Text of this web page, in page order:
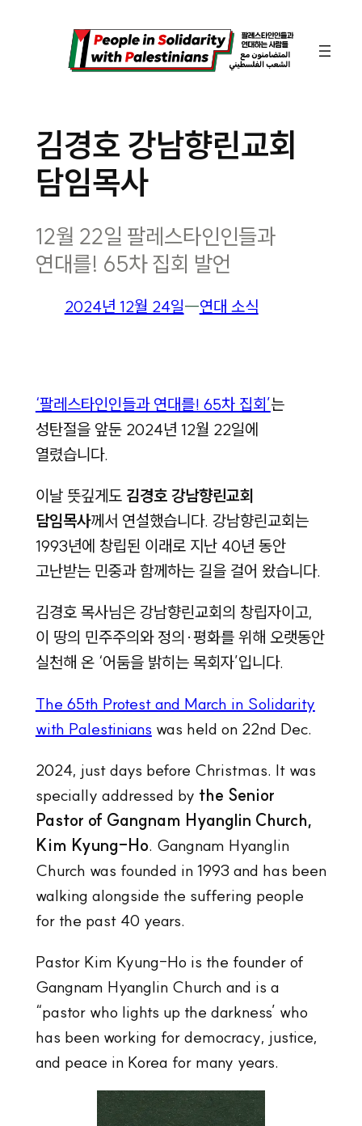
김경호 강남향린교회
담임목사
12월 22일 팔레스타인인들과
연대를! 65차 집회 발언
2024년 12월 24일―연대 소식
‘팔레스타인인들과 연대를! 65차 집회’는
성탄절을 앞둔 2024년 12월 22일에
열렸습니다.
이날 뜻깊게도 김경호 강남향린교회
담임목사께서 연설했습니다. 강남향린교회는
1993년에 창립된 이래로 지난 40년 동안
고난받는 민중과 함께하는 길을 걸어 왔습니다.
김경호 목사님은 강남향린교회의 창립자이고,
이 땅의 민주주의와 정의·평화를 위해 오랫동안
실천해 온 ‘어둠을 밝히는 목회자’입니다.
The 65th Protest and March in Solidarity
with Palestinians was held on 22nd Dec.
2024, just days before Christmas. It was
specially addressed by the Senior
Pastor of Gangnam Hyanglin Church,
Kim Kyung-Ho. Gangnam Hyanglin
Church was founded in 1993 and has been
walking alongside the suffering people
for the past 40 years.
Pastor Kim Kyung-Ho is the founder of
Gangnam Hyanglin Church and is a
“pastor who lights up the darkness’ who
has been working for democracy, justice,
and peace in Korea for many years.